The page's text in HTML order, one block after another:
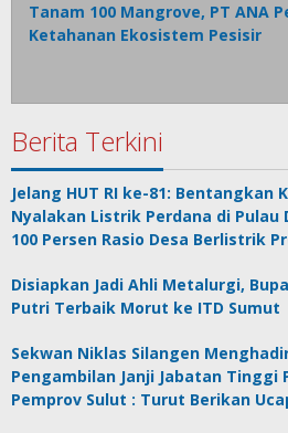
Tanam 100 Mangrove, PT ANA
Ketahanan Ekosistem Pesisir
Berita Terkini
Jelang HUT RI ke-81: Bentangkan
Nyalakan Listrik Perdana di Pulau
100 Persen Rasio Desa Berlistrik
Disiapkan Jadi Ahli Metalurgi,
Putri Terbaik Morut ke ITD Sumut
Sekwan Niklas Silangen
Pengambilan Janji Jabatan Tinggi
Pemprov Sulut : Turut Berikan